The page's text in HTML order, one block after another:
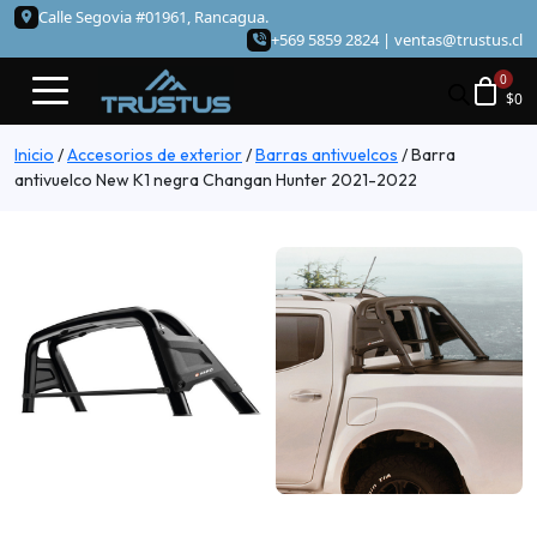
Calle Segovia #01961, Rancagua.
+569 5859 2824 | ventas@trustus.cl
$0
Inicio /Accesorios de exterior/Barras antivuelcos /Barra
antivuelco New K1 negra Changan Hunter 2021-2022